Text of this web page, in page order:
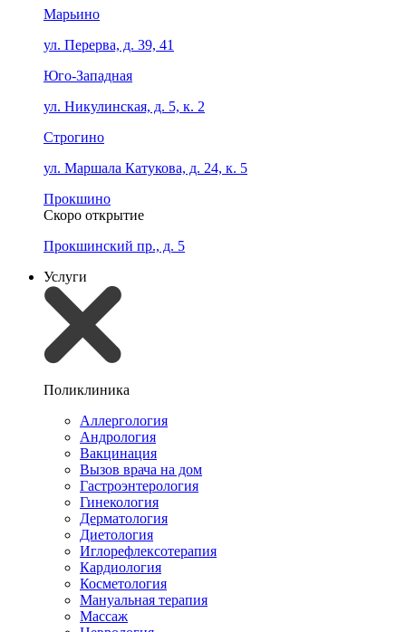
Марьино
ул. Перерва, д. 39, 41
Юго-Западная
ул. Никулинская, д. 5, к. 2
Строгино
ул. Маршала Катукова, д. 24, к. 5
Прокшино
Скоро открытие
Прокшинский пр., д. 5
Услуги
Поликлиника
Аллергология
Андрология
Вакцинация
Вызов врача на дом
Гастроэнтерология
Гинекология
Дерматология
Диетология
Иглорефлексотерапия
Кардиология
Косметология
Мануальная терапия
Массаж